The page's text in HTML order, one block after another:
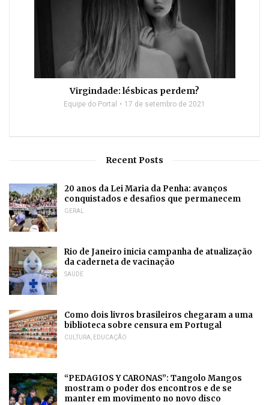
Virgindade: lésbicas perdem?
Equipe do Portal 17 de setembro de 2021
Recent Posts
20 anos da Lei Maria da Penha: avanços
conquistados e desafios que permanecem
GERAL
Rio de Janeiro inicia campanha de atualização
da caderneta de vacinação
SAÚDE
Como dois livros brasileiros chegaram a uma
biblioteca sobre censura em Portugal
CULTURA, EDUCAÇÃO
“PEDAGIOS Y CARONAS”: Tangolo Mangos
mostram o poder dos encontros e de se
manter em movimento no novo disco